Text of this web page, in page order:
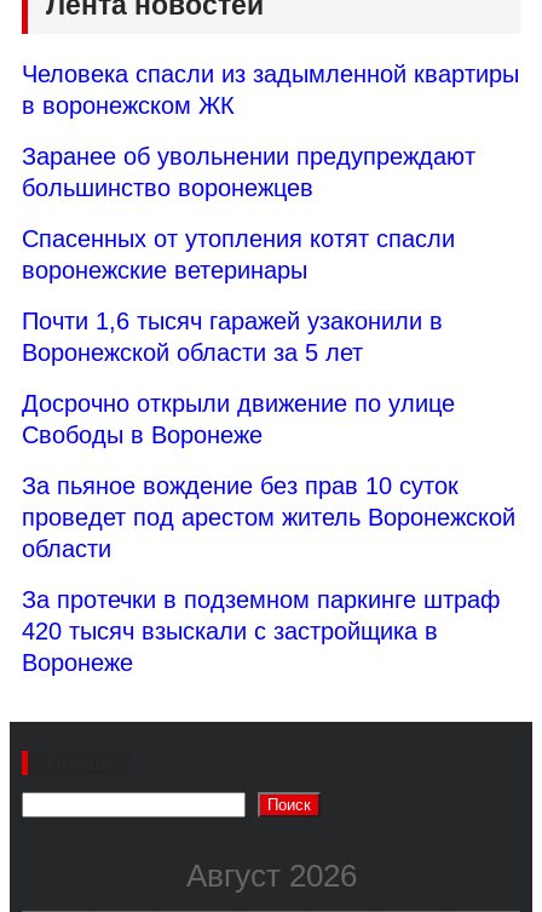
Человека спасли из задымленной квартиры
в воронежском ЖК
Заранее об увольнении предупреждают
большинство воронежцев
Спасенных от утопления котят спасли
воронежские ветеринары
Почти 1,6 тысяч гаражей узаконили в
Воронежской области за 5 лет
Досрочно открыли движение по улице
Свободы в Воронеже
За пьяное вождение без прав 10 суток
проведет под арестом житель Воронежской
области
За протечки в подземном паркинге штраф
420 тысяч взыскали с застройщика в
Воронеже
Поиск
Август 2026